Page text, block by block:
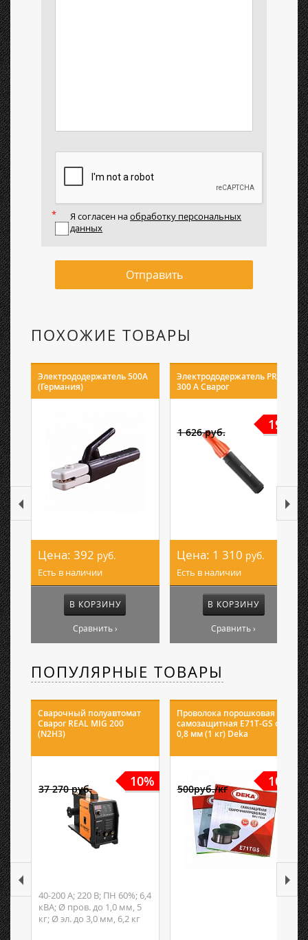
Я согласен наобработку персональных
данных
Отправить
ПОХОЖИЕ ТОВАРЫ
Электрододержатель 500А
(Германия)
Цена: 392 руб.
Есть в наличии
В КОРЗИНУ
Сравнить ›
Электрододержатель PRO
300 А Сварог
19%
1 626 руб.
Цена: 1 310 руб.
Есть в наличии
В КОРЗИНУ
Сравнить ›
ПОПУЛЯРНЫЕ ТОВАРЫ
Сварочный полуавтомат
Сварог REAL MIG 200
(N2H3)
10%
37 270 руб.
40-200 А; 220 В; ПН 60%; 6,4
кВА; Ø пров. до 1,0 мм, 5
кг; Ø эл. до 3,0 мм, 6,2 кг
Проволока порошковая
самозащитная E71T-GS ф
0,8 мм (1 кг) Deka
10%
500руб./кг